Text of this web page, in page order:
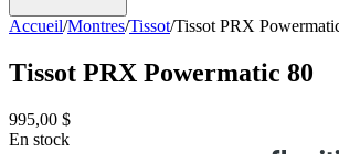
Accueil/Montres/Tissot/Tissot PRX
Tissot PRX Powermatic 80
995,00 $
En stock